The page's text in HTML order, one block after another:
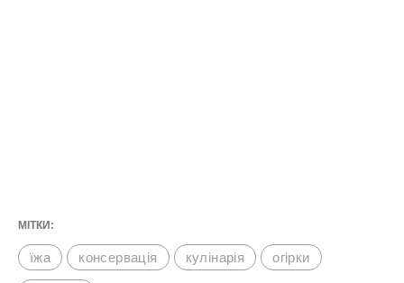
МІТКИ:
їжа консервація кулінарія огірки